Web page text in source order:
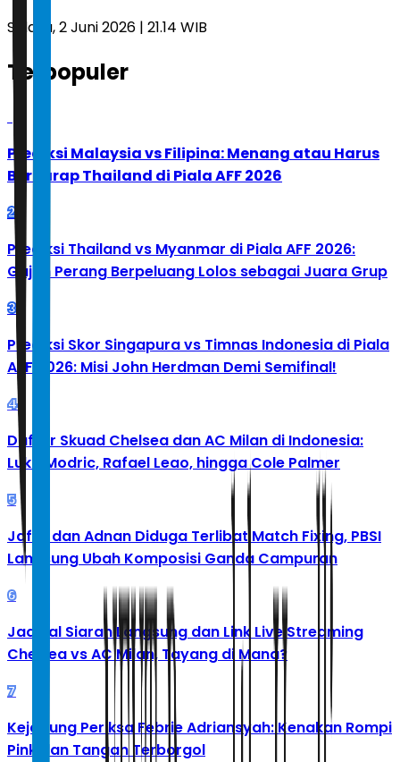
Selasa, 2 Juni 2026 | 21.14 WIB
Terpopuler
Prediksi Malaysia vs Filipina: Menang atau Harus
Berharap Thailand di Piala AFF 2026
2
Prediksi Thailand vs Myanmar di Piala AFF 2026:
Gajah Perang Berpeluang Lolos sebagai Juara Grup
3
Prediksi Skor Singapura vs Timnas Indonesia di Piala
AFF 2026: Misi John Herdman Demi Semifinal!
4
Daftar Skuad Chelsea dan AC Milan di Indonesia:
Luka Modric, Rafael Leao, hingga Cole Palmer
5
Jafar dan Adnan Diduga Terlibat Match Fixing, PBSI
Langsung Ubah Komposisi Ganda Campuran
6
Jadwal Siaran Langsung dan Link Live Streaming
Chelsea vs AC Milan, Tayang di Mana?
7
Kejagung Periksa Febrie Adriansyah: Kenakan Rompi
Pink dan Tangan Terborgol